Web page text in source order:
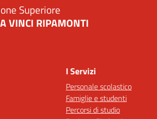
Superiore
VINCI RIPAMONTI
I Servizi
Personale scolastico
Famiglie e studenti
Percorsi di studio